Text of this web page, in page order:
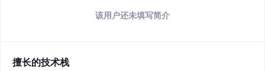
该用户还未填写简介
擅长的技术栈